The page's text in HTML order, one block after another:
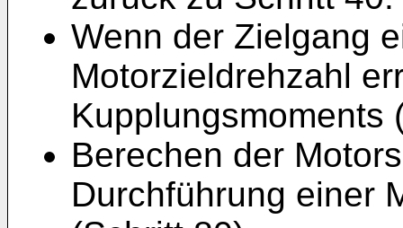
Wenn der Zielgang
Motorzieldrehzahl
Kupplungsmoments
Berechen der
Durchführung einer